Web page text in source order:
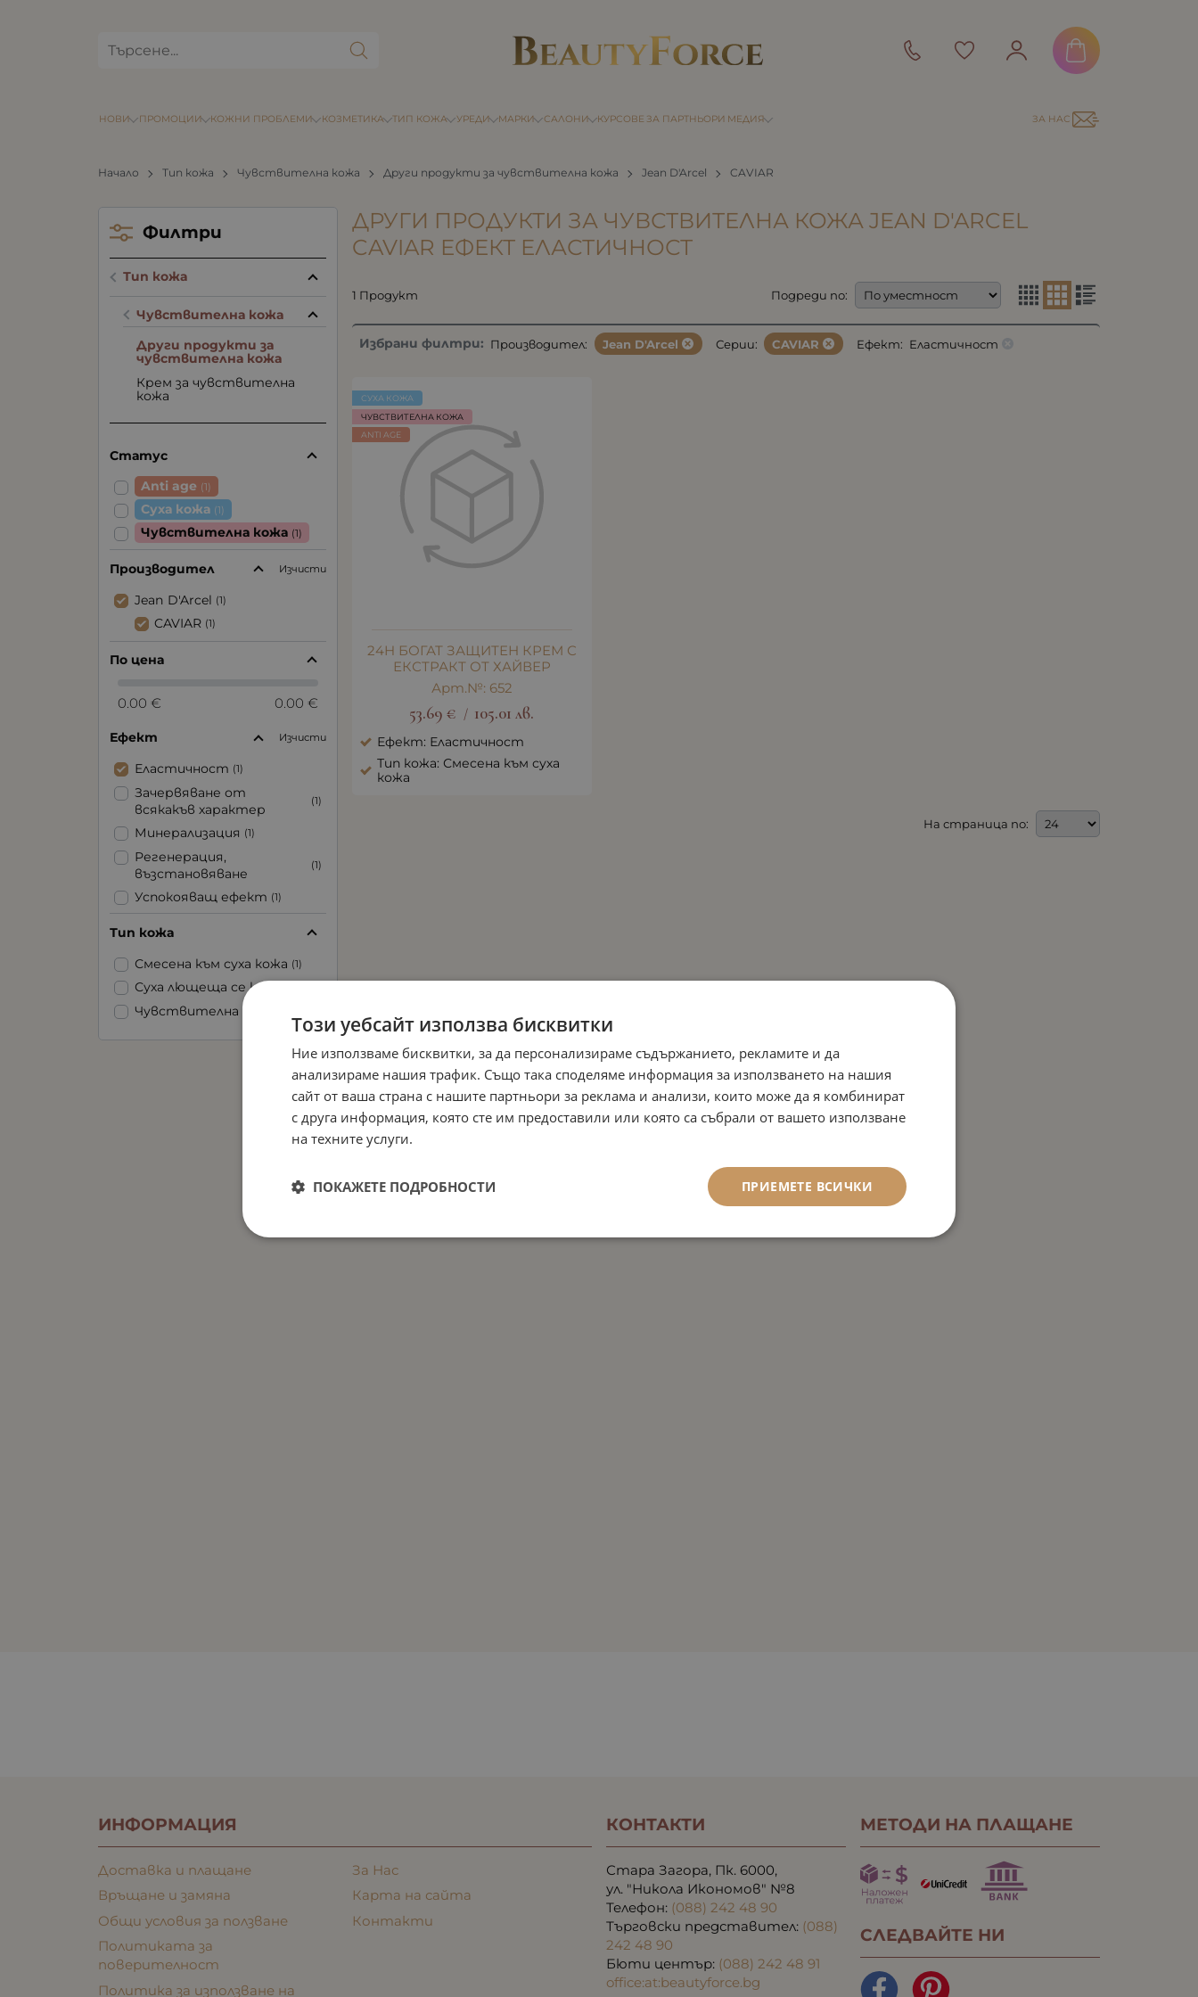
КОЗМЕТИКА ТИП КОЖА УРЕДИ
НОВИ ПРОМОЦИИ МАРКИ САЛОНИ
КОЖНИ ПРОБЛЕМИ КУРСОВЕ ЗА ПАРТНЬОРИ МЕДИЯ ЗА НАС
Начало Тип кожа Чувствителна кожа Други продукти за чувствителна кожа Jean D'Arcel CAVIAR
ДРУГИ ПРОДУКТИ ЗА ЧУВСТВИТЕЛНА КОЖА JEAN D'ARCEL
CAVIAR ЕФЕКТ ЕЛАСТИЧНОСТ
1 Продукт Подреди по:
Избрани филтри: Производител: Jean D'Arcel Серии: CAVIAR Ефект: Еластичност
24H БОГАТ ЗАЩИТЕН КРЕМ С
ЕКСТРАКТ ОТ ХАЙВЕР
Арт.№: 652
53.69 € / 105.01 лв.
Ефект: Еластичност
Тип кожа: Смесена към суха
кожа
СУХА КОЖА
ЧУВСТВИТЕЛНА КОЖА
ANTI AGE
На страница по:
Филтри
Тип кожа
Чувствителна кожа
Други продукти за
чувствителна кожа
Крем за чувствителна
кожа
Статус
Anti age (1)
Суха кожа (1)
Чувствителна кожа (1)
Производител Изчисти
Jean D'Arcel (1)
CAVIAR (1)
По цена
0.00 € 0.00 €
Ефект Изчисти
Еластичност (1)
Зачервяване от
всякакъв характер
(1)
Минерализация (1)
Регенерация,
възстановяване
(1)
Успокояващ ефект (1)
Тип кожа
Смесена към суха кожа (1)
Суха лющеща се кожа
Чувствителна кожа
ИНФОРМАЦИЯ
Доставка и плащане
Връщане и замяна
Общи условия за ползване
Политиката за
поверителност
Политика за използване на
За Нас
Карта на сайта
Контакти
КОНТАКТИ
Стара Загора, Пк. 6000,
ул. "Никола Икономов" №8
Телефон: (088) 242 48 90
Търговски представител: (088)
242 48 90
Бюти център: (088) 242 48 91
office:at:beautyforce.bg
МЕТОДИ НА ПЛАЩАНЕ
СЛЕДВАЙТЕ НИ
Този уебсайт използва бисквитки
Ние използваме бисквитки, за да персонализираме съдържанието, рекламите и да
анализираме нашия трафик. Също така споделяме информация за използването на нашия
сайт от ваша страна с нашите партньори за реклама и анализи, които може да я комбинират
с друга информация, която сте им предоставили или която са събрали от вашето използване
на техните услуги.
ПРИЕМЕТЕ ВСИЧКИ
ПОКАЖЕТЕ ПОДРОБНОСТИ